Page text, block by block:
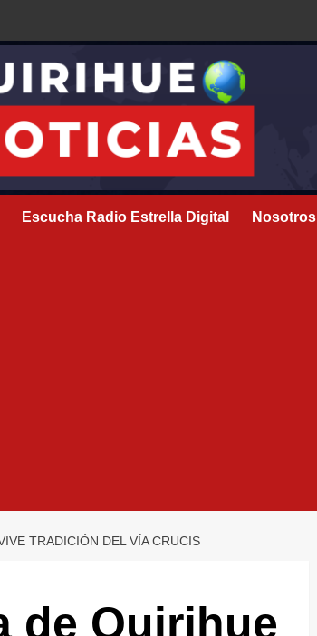
Escucha Radio Estrella Digital Nosotros
TRADICIÓN DEL VÍA CRUCIS
de Quirihue